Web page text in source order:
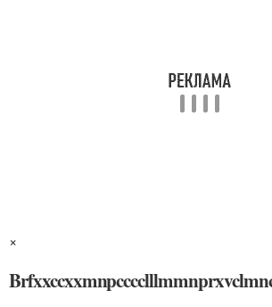
×